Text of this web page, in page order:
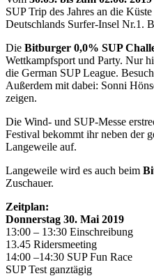
SUP Trip des Jahres an die
Deutschlands Surfer-Insel Nr.1.
Die Bitburger 0,0% SUP
Wettkampfsport und Party. Nur
die German SUP League.
Außerdem mit dabei: Sonni
zeigen.
Die Wind- und SUP-Messe
Festival bekommt ihr neben der
Langeweile auf.
Langeweile wird es auch beim
Zuschauer.
Zeitplan:
Donnerstag 30. Mai 2019
13:00 – 13:30 Einschreibung
13.45 Ridersmeeting
14:00 –14:30 SUP Fun Race
SUP Test ganztägig